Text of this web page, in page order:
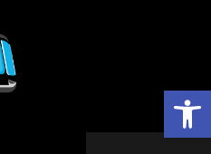
פתח סרגל נגישות
הסעות